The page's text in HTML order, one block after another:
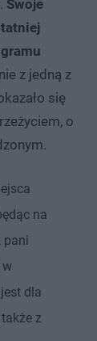
Swoje
z jedną z
się
o
na
pani
w
dla
z